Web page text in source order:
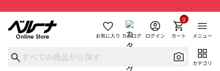
お気に入り カタログ ログイン カート
0
メニュー
カテゴリ